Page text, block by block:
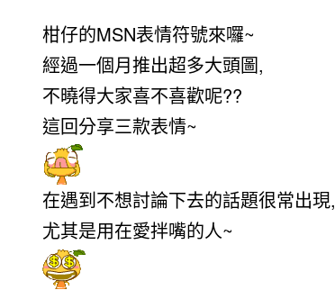
柑仔的MSN表情符號來囉~
經過一個月推出超多大頭圖,
不曉得大家喜不喜歡呢??
這回分享三款表情~
在遇到不想討論下去的話題很常出現,
尤其是用在愛拌嘴的人~